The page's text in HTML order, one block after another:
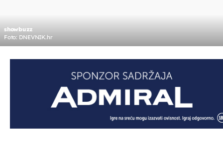
showbuzz
Foto: DNEVNIK.hr